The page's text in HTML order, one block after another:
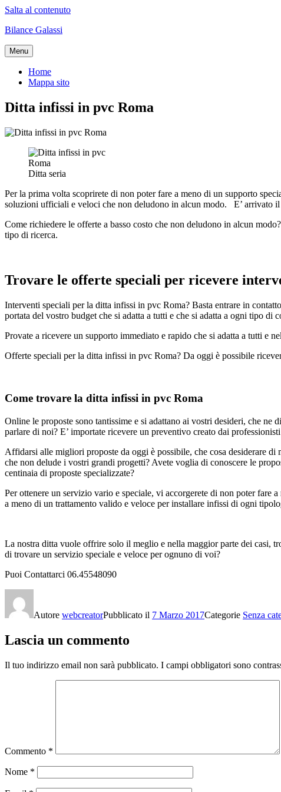
Salta al contenuto
Bilance Galassi
Menu
Home
Mappa sito
Ditta infissi in pvc Roma
Ditta seria
Per la prima volta scoprirete di non poter fare a meno di un supporto
soluzioni ufficiali e veloci che non deludono in alcun modo. E’ arrivato
Come richiedere le offerte a basso costo che non deludono in alcun
tipo di ricerca.
Trovare le offerte speciali per ricevere
Interventi speciali per la ditta infissi in pvc Roma? Basta entrare in
portata del vostro budget che si adatta a tutti e che si adatta a ogni tipo di
Provate a ricevere un supporto immediato e rapido che si adatta a tutti e
Offerte speciali per la ditta infissi in pvc Roma? Da oggi è possibile
Come trovare la ditta infissi in pvc Roma
Online le proposte sono tantissime e si adattano ai vostri desideri, che
parlare di noi? E’ importate ricevere un preventivo creato dai
Affidarsi alle migliori proposte da oggi è possibile, che cosa desiderare
che non delude i vostri grandi progetti? Avete voglia di conoscere le
centinaia di proposte specializzate?
Per ottenere un servizio vario e speciale, vi accorgerete di non poter
a meno di un trattamento valido e veloce per installare infissi di ogni
La nostra ditta vuole offrire solo il meglio e nella maggior parte dei casi,
di trovare un servizio speciale e veloce per ognuno di voi?
Puoi Contattarci 06.45548090
Autore webcreatorPubblicato il 7 Marzo 2017Categorie Senza
Lascia un commento
Il tuo indirizzo email non sarà pubblicato. I campi obbligatori sono
Commento *
Nome *